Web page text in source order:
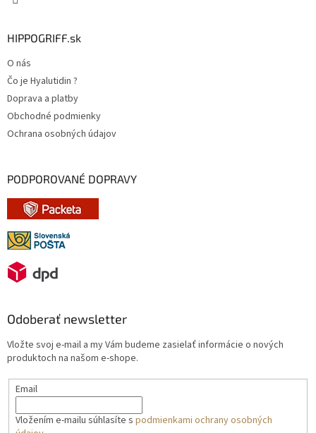
HIPPOGRIFF.sk
O nás
Čo je Hyalutidin ?
Doprava a platby
Obchodné podmienky
Ochrana osobných údajov
PODPOROVANÉ DOPRAVY
Odoberať newsletter
Vložte svoj e-mail a my Vám budeme zasielať informácie o nových
produktoch na našom e-shope.
Email
Vložením e-mailu súhlasíte s podmienkami ochrany osobných